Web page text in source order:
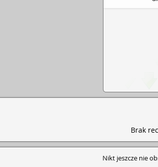
Brak
Nikt jeszcze nie